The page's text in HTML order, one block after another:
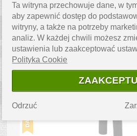
Helikon-Tex Hybrid
DuraCanvas® Coyote -
outdoorowe
cena:
299.99zł
Ta witryna przechowuje dane, w
aby zapewnić dostęp do
witryny, a także na potrzeby
analiz. W każdej chwili możesz
ustawienia lub zaakceptować
Polityka Cookie
Odrzuć